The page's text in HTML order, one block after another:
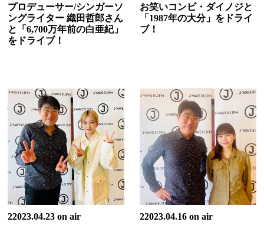
プロデューサー/シンガーソ
ングライター 織田哲郎さん
と「6,700万年前の白亜紀」
をドライブ！
お笑いコンビ・ダイノジと
「1987年の大分」をドライ
ブ！
22023.04.23 on air
22023.04.16 on air